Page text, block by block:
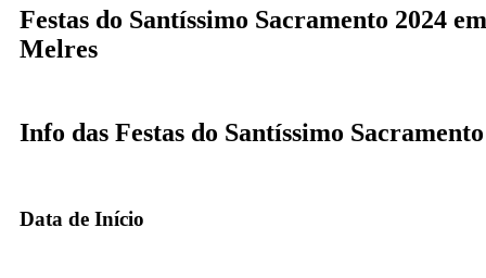
Festas do Santíssimo Sacramento 2024 em
Melres
Info das Festas do Santíssimo Sacramento
Data de Início